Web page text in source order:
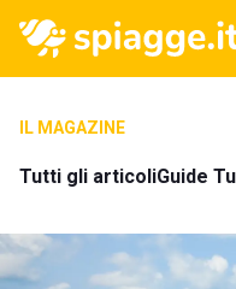
IL MAGAZINE
Tutti gli articoliGuide